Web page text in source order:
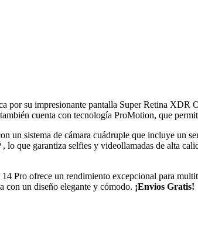
por su impresionante pantalla Super Retina
cuenta con tecnología ProMotion, que
un sistema de cámara cuádruple que incluye un
lo que garantiza selfies y videollamadas de alta
Pro ofrece un rendimiento excepcional para
con un diseño elegante y cómodo. ¡Envios Gratis!